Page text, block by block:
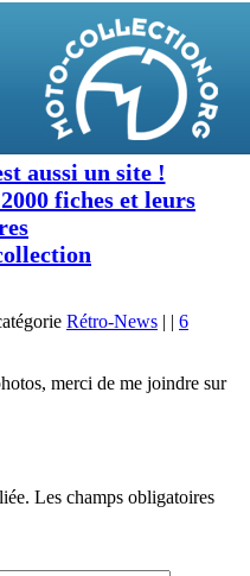
aussi un site !
fiches et leurs
Rétro-News | | 6
merci de me joindre sur
Les champs obligatoires